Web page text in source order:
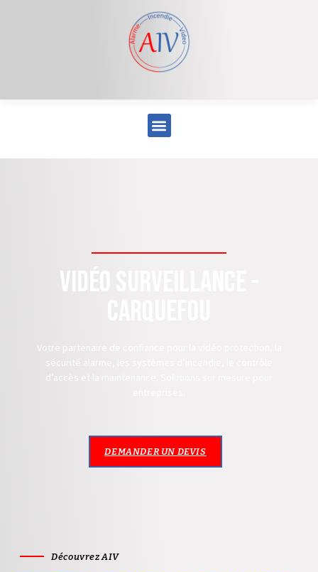
Vidéo surveillance -
Votre partenaire de confiance pour la vidéo protection, la
sécurité alarme, les systèmes d’incendie, le contrôle
d’accès et la maintenance. Solutions sur mesure pour
DEMANDER UN DEVIS
Découvrez AIV